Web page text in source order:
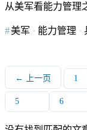
从美军看能力管理
美军 能力管理
← 上一页 1
5 6